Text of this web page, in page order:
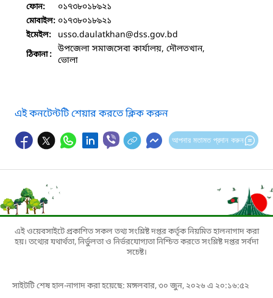
ফোন: ০১৭৩৮০১৮৯২১
মোবাইল: ০১৭৩৮০১৮৯২১
ইমেইল: usso.daulatkhan@dss.gov.bd
ঠিকানা : উপজেলা সমাজসেবা কার্যালয়, দৌলতখান,
ভোলা
এই কনটেন্টটি শেয়ার করতে ক্লিক করুন
আপনার মতামত প্রদান করুন
এই ওয়েবসাইটে প্রকাশিত সকল তথ্য সংশ্লিষ্ট দপ্তর কর্তৃক নিয়মিত হালনাগাদ করা
হয়। তথ্যের যথার্থতা, নির্ভুলতা ও নির্ভরযোগ্যতা নিশ্চিত করতে সংশ্লিষ্ট দপ্তর সর্বদা
সচেষ্ট।
সাইটটি শেষ হাল-নাগাদ করা হয়েছে: মঙ্গলবার, ৩০ জুন, ২০২৬ এ ২০:১৬:৫২